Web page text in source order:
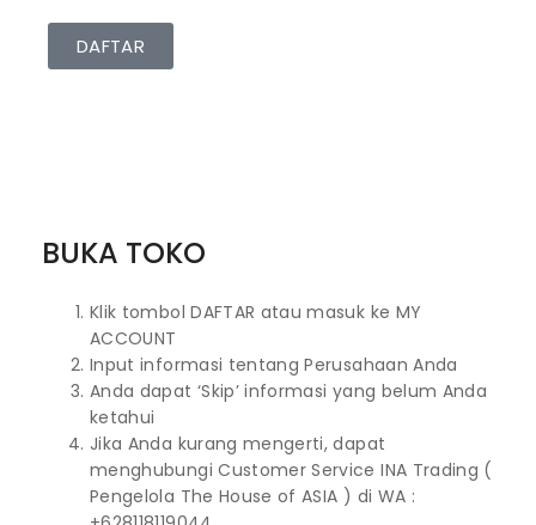
DAFTAR
BUKA TOKO
Klik tombol DAFTAR atau masuk ke MY
ACCOUNT
Input informasi tentang Perusahaan Anda
Anda dapat ‘Skip’ informasi yang belum Anda
ketahui
Jika Anda kurang mengerti, dapat
menghubungi Customer Service INA Trading (
Pengelola The House of ASIA ) di WA :